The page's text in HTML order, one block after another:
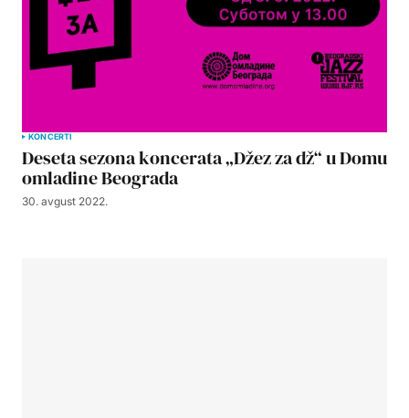
KONCERTI
Deseta sezona koncerata „Džez za dž“ u Domu
omladine Beograda
30. avgust 2022.